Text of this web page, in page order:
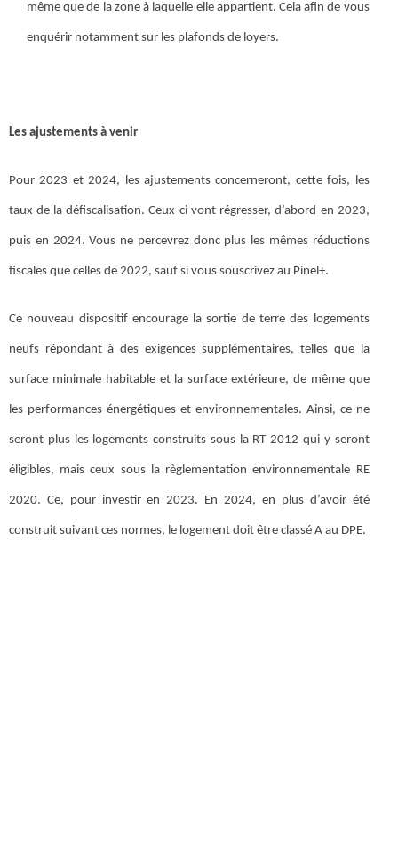
même que de la zone à laquelle elle appartient. Cela afin de vous
enquérir notamment sur les plafonds de loyers.
Les ajustements à venir
Pour 2023 et 2024, les ajustements concerneront, cette fois, les
taux de la défiscalisation. Ceux-ci vont régresser, d’abord en 2023,
puis en 2024. Vous ne percevrez donc plus les mêmes réductions
fiscales que celles de 2022, sauf si vous souscrivez au Pinel+.
Ce nouveau dispositif encourage la sortie de terre des logements
neufs répondant à des exigences supplémentaires, telles que la
surface minimale habitable et la surface extérieure, de même que
les performances énergétiques et environnementales. Ainsi, ce ne
seront plus les logements construits sous la RT 2012 qui y seront
éligibles, mais ceux sous la règlementation environnementale RE
2020. Ce, pour investir en 2023. En 2024, en plus d’avoir été
construit suivant ces normes, le logement doit être classé A au DPE.